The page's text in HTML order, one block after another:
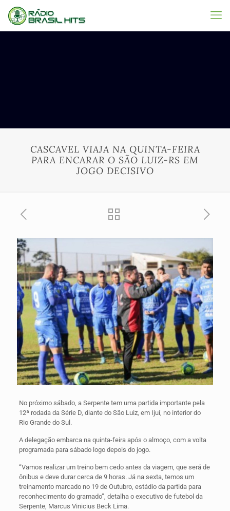
CASCAVEL VIAJA NA QUINTA-FEIRA
PARA ENCARAR O SÃO LUIZ-RS EM
JOGO DECISIVO
No próximo sábado, a Serpente tem uma partida importante pela
12ª rodada da Série D, diante do São Luiz, em Ijuí, no interior do
Rio Grande do Sul.
A delegação embarca na quinta-feira após o almoço, com a volta
programada para sábado logo depois do jogo.
“Vamos realizar um treino bem cedo antes da viagem, que será de
ônibus e deve durar cerca de 9 horas. Já na sexta, temos um
treinamento marcado no 19 de Outubro, estádio da partida para
reconhecimento do gramado”, detalha o executivo de futebol da
Serpente, Marcus Vinicius Beck Lima.